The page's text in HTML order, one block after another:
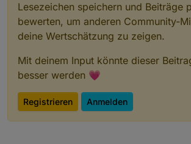
Lesezeichen speichern und Beiträge
bewerten, um anderen Community-
deine Wertschätzung zu zeigen.
Mit deinem Input könnte dieser
besser werden 💗
Registrieren Anmelden